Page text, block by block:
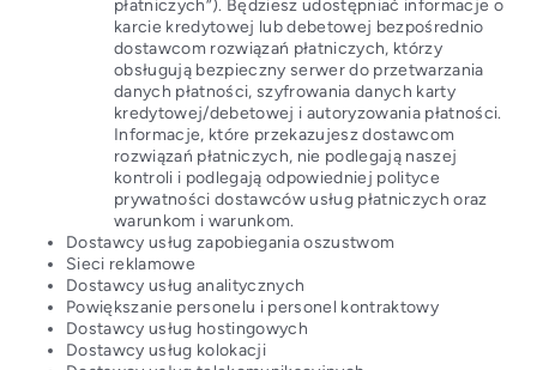
płatniczych”). Będziesz udostępniać informacje o
karcie kredytowej lub debetowej bezpośrednio
dostawcom rozwiązań płatniczych, którzy
obsługują bezpieczny serwer do przetwarzania
danych płatności, szyfrowania danych karty
kredytowej/debetowej i autoryzowania płatności.
Informacje, które przekazujesz dostawcom
rozwiązań płatniczych, nie podlegają naszej
kontroli i podlegają odpowiedniej polityce
prywatności dostawców usług płatniczych oraz
warunkom i warunkom.
Dostawcy usług zapobiegania oszustwom
Sieci reklamowe
Dostawcy usług analitycznych
Powiększanie personelu i personel kontraktowy
Dostawcy usług hostingowych
Dostawcy usług kolokacji